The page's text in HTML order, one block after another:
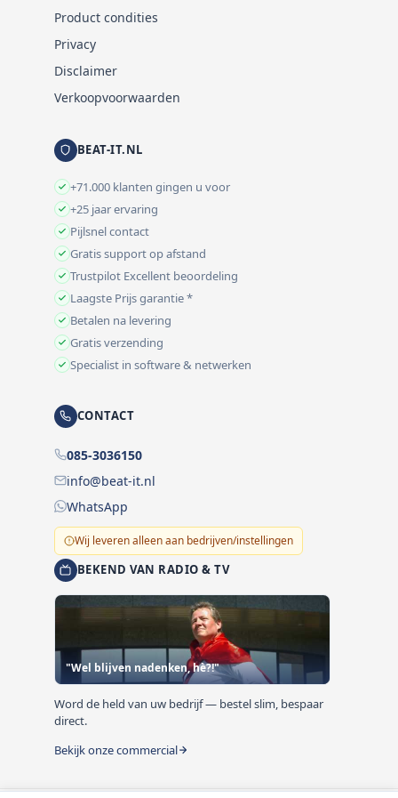
Product condities
Privacy
Disclaimer
Verkoopvoorwaarden
BEAT-IT.NL
+71.000 klanten gingen u voor
+25 jaar ervaring
Pijlsnel contact
Gratis support op afstand
Trustpilot Excellent beoordeling
Laagste Prijs garantie *
Betalen na levering
Gratis verzending
Specialist in software & netwerken
CONTACT
085-3036150
info@beat-it.nl
WhatsApp
Wij leveren alleen aan bedrijven/instellingen
BEKEND VAN RADIO & TV
"Wel blijven nadenken, hè?!"
Word de held van uw bedrijf — bestel slim, bespaar
direct.
Bekijk onze commercial